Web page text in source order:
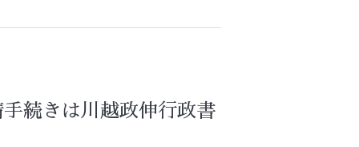
続きは川越政伸行政書